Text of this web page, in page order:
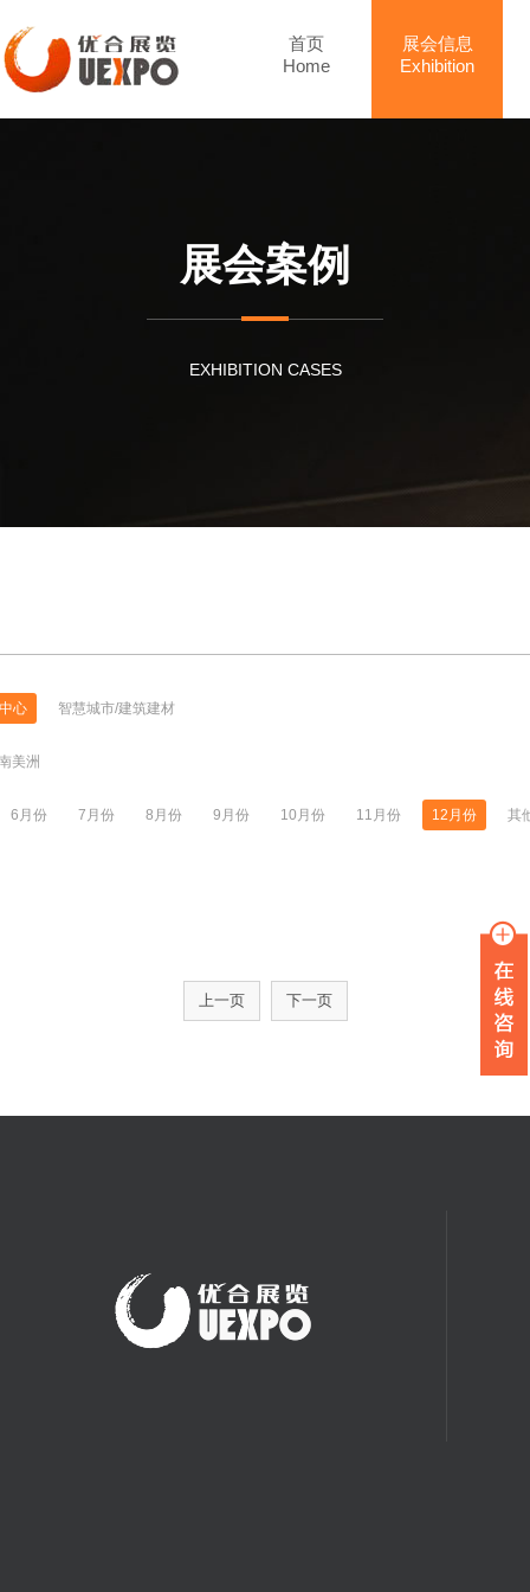
首页
Home
展会信息
Exhibition
展会案例
EXHIBITION CASES
心 智慧城市/建筑建材
美洲
6月份 7月份 8月份 9月份 10月份 11月份 12月份 其
上一页 下一页